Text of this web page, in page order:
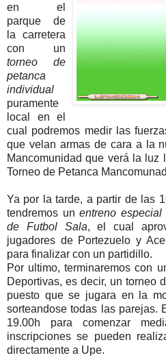
en el
parque de
la carretera
con un
torneo de
petanca
individual
puramente
local en el
cual podremos medir las
que velan armas de cara a la
Mancomunidad que verá la luz
Torneo de Petanca
Ya por la tarde, a partir de las
tendremos unentreno
de Futbol Sala, el cual
jugadores de Portezuelo y
para finalizar con un partidillo.
Por ultimo, terminaremos con
Deportivas, es decir, un torneo
puesto que se jugara en la
sorteandose todas las parejas.
19.00h para comenzar
inscripciones se pueden
directamente a Upe.